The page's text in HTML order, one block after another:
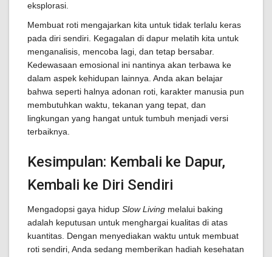
eksplorasi.
Membuat roti mengajarkan kita untuk tidak terlalu keras
pada diri sendiri. Kegagalan di dapur melatih kita untuk
menganalisis, mencoba lagi, dan tetap bersabar.
Kedewasaan emosional ini nantinya akan terbawa ke
dalam aspek kehidupan lainnya. Anda akan belajar
bahwa seperti halnya adonan roti, karakter manusia pun
membutuhkan waktu, tekanan yang tepat, dan
lingkungan yang hangat untuk tumbuh menjadi versi
terbaiknya.
Kesimpulan: Kembali ke Dapur,
Kembali ke Diri Sendiri
Mengadopsi gaya hidup Slow Living melalui baking
adalah keputusan untuk menghargai kualitas di atas
kuantitas. Dengan menyediakan waktu untuk membuat
roti sendiri, Anda sedang memberikan hadiah kesehatan